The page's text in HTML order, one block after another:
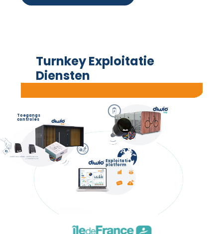
Turnkey Exploitatie
Diensten
Multiformaatlezer
Multiformaat
+ toetsenbord
Toegangs
controles
Fietsentelling
Preventief
onderhoud
Klantenservice-
Ondersteuning
& Onderhoud
Exploitatie-
platform